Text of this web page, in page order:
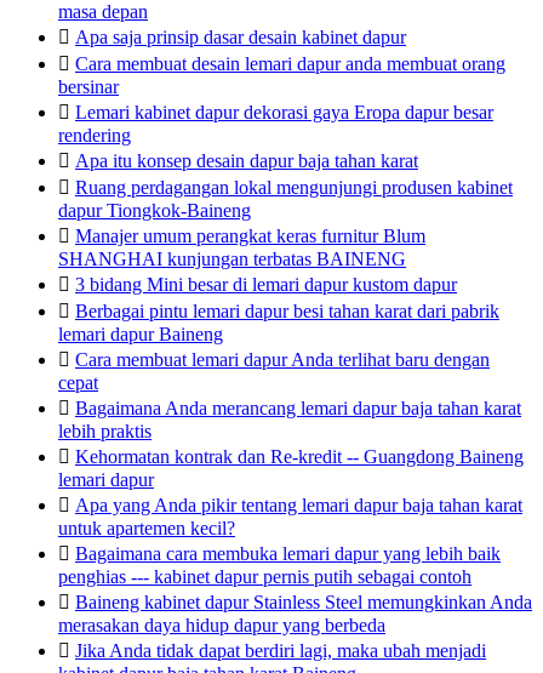
masa depan
 Apa saja prinsip dasar desain kabinet dapur
 Cara membuat desain lemari dapur anda membuat orang
bersinar
 Lemari kabinet dapur dekorasi gaya Eropa dapur besar
rendering
 Apa itu konsep desain dapur baja tahan karat
 Ruang perdagangan lokal mengunjungi produsen kabinet
dapur Tiongkok-Baineng
 Manajer umum perangkat keras furnitur Blum
SHANGHAI kunjungan terbatas BAINENG
 3 bidang Mini besar di lemari dapur kustom dapur
 Berbagai pintu lemari dapur besi tahan karat dari pabrik
lemari dapur Baineng
 Cara membuat lemari dapur Anda terlihat baru dengan
cepat
 Bagaimana Anda merancang lemari dapur baja tahan karat
lebih praktis
 Kehormatan kontrak dan Re-kredit -- Guangdong Baineng
lemari dapur
 Apa yang Anda pikir tentang lemari dapur baja tahan karat
untuk apartemen kecil?
 Bagaimana cara membuka lemari dapur yang lebih baik
penghias --- kabinet dapur pernis putih sebagai contoh
 Baineng kabinet dapur Stainless Steel memungkinkan Anda
merasakan daya hidup dapur yang berbeda
 Jika Anda tidak dapat berdiri lagi, maka ubah menjadi